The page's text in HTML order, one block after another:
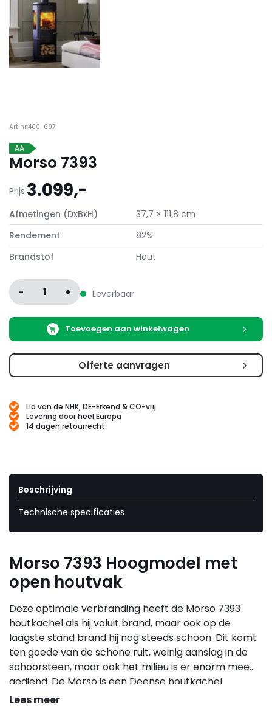
Art nr:400-697
AA
Morso 7393
Prijs:3.099,-
Afmetingen (DxBxH)
37,7 × 111,8 cm
Rendement
82%
Brandstof
Hout
- 1 + Leverbaar
Toevoegen aan winkelwagen
Offerte aanvragen
Lid van de NHK, DE-Erkend & CO-vrij
Levering door heel Europa
14 dagen retourrecht
Beschrijving
Technische specificaties
Morso 7393 Hoogmodel met
open houtvak
Deze optimale verbranding heeft de Morso 7393
houtkachel als hij voluit brand, maar ook op de
laagste stand brand hij nog steeds schoon. Dit komt
ten goede van de schone ruit, weinig aanslag in de
schoorsteen, maar ook het milieu is er enorm mee
gediend. De Morso is een Deense houtkachel.
Lees meer